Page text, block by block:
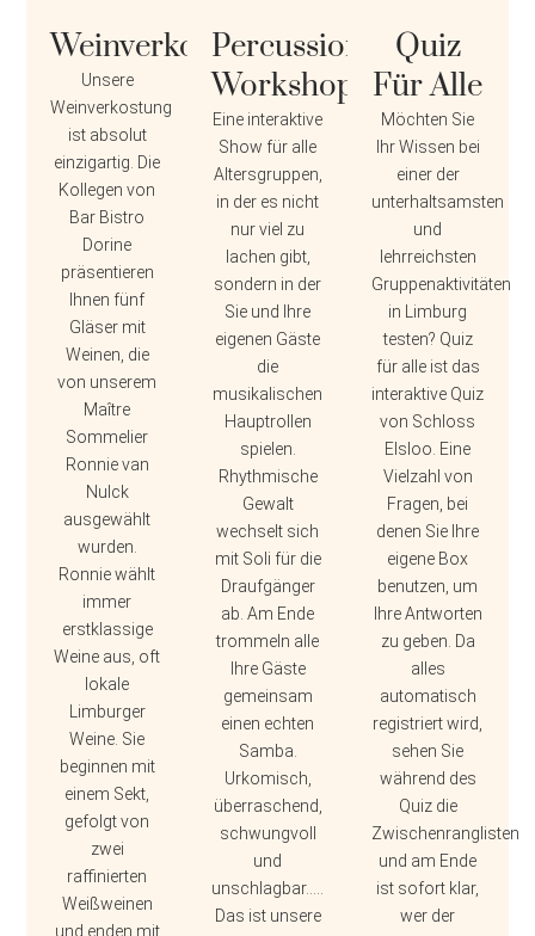
Weinverkostung
Unsere
Weinverkostung
ist absolut
einzigartig. Die
Kollegen von
Bar Bistro
Dorine
präsentieren
Ihnen fünf
Gläser mit
Weinen, die
von unserem
Maître
Sommelier
Ronnie van
Nulck
ausgewählt
wurden.
Ronnie wählt
immer
erstklassige
Weine aus, oft
lokale
Limburger
Weine. Sie
beginnen mit
einem Sekt,
gefolgt von
zwei
raffinierten
Weißweinen
und enden mit
Percussion-
Workshop
Eine interaktive
Show für alle
Altersgruppen,
in der es nicht
nur viel zu
lachen gibt,
sondern in der
Sie und Ihre
eigenen Gäste
die
musikalischen
Hauptrollen
spielen.
Rhythmische
Gewalt
wechselt sich
mit Soli für die
Draufgänger
ab. Am Ende
trommeln alle
Ihre Gäste
gemeinsam
einen echten
Samba.
Urkomisch,
überraschend,
schwungvoll
und
unschlagbar.....
Das ist unsere
Quiz
Für Alle
Möchten Sie
Ihr Wissen bei
einer der
unterhaltsamsten
und
lehrreichsten
Gruppenaktivitäten
in Limburg
testen? Quiz
für alle ist das
interaktive Quiz
von Schloss
Elsloo. Eine
Vielzahl von
Fragen, bei
denen Sie Ihre
eigene Box
benutzen, um
Ihre Antworten
zu geben. Da
alles
automatisch
registriert wird,
sehen Sie
während des
Quiz die
Zwischenranglisten
und am Ende
ist sofort klar,
wer der